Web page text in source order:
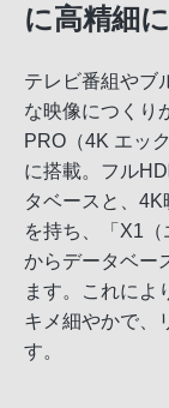
に高精細
テレビ番組やブ
な映像につくり
PRO（4K エッ
に搭載。フル
タベースと、
を持ち、「X1
からデータベー
ます。これによ
キメ細やかで、
す。